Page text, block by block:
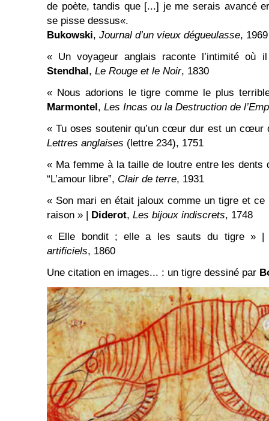
de poète, tandis que [...] je me serais avancé
se pisse dessus«.
Bukowski, Journal d’un vieux dégueulasse, 1969
« Un voyageur anglais raconte l’intimité
Stendhal, Le Rouge et le Noir, 1830
« Nous adorions le tigre comme le plus
Marmontel, Les Incas ou la Destruction de
« Tu oses soutenir qu’un cœur dur est un
Lettres anglaises (lettre 234), 1751
« Ma femme à la taille de loutre entre les
“L’amour libre”, Clair de terre, 1931
« Son mari en était jaloux comme un tigre et ce
raison » | Diderot, Les bijoux indiscrets, 1748
« Elle bondit ; elle a les sauts du tigre »
artificiels, 1860
Une citation en images... : un tigre dessiné par